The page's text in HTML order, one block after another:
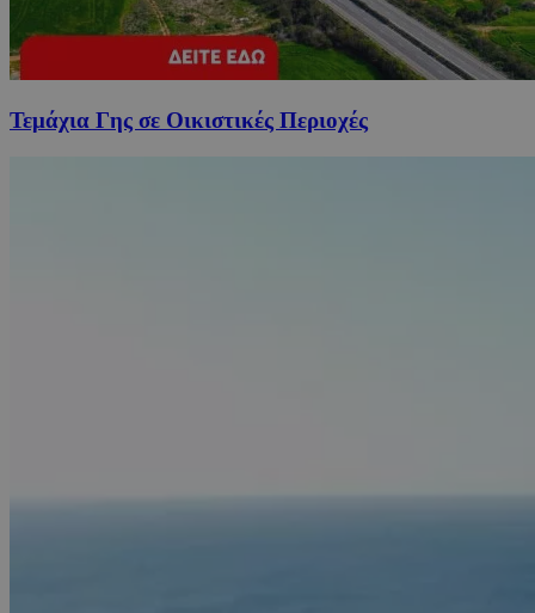
Τεμάχια Γης σε Οικιστικές Περιοχές